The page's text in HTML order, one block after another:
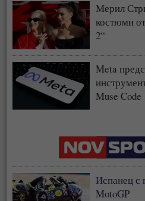
Мерил
костюми
2“
Meta
Muse Code
Испанец с
MotoGP